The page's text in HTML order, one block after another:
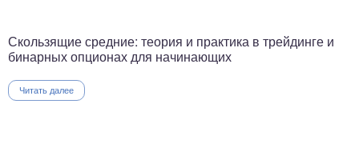
Скользящие средние: теория и практика в трейдинге и
бинарных опционах для начинающих
Читать далее